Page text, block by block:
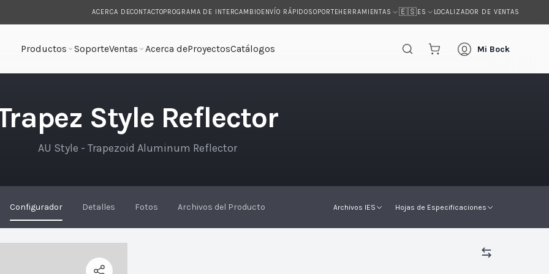
ACERCA DECONTACTOPROGRAMA DE INTERCAMBIOENVÍO RÁPIDOSOPORTEHERRAMIENTAS 🇪🇸ES LOCALIZADOR DE VENTAS
Productos SoporteVentas Acerca deProyectosCatálogos Mi Bock
Style Reflector
AU Style - Trapezoid Aluminum Reflector
Configurador Detalles Fotos Archivos del Producto Archivos IES Hojas de Especificaciones